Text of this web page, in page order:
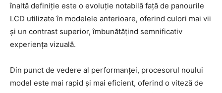
înaltă definiție este o evoluție notabilă față de panourile
LCD utilizate în modelele anterioare, oferind culori mai vii
și un contrast superior, îmbunătățind semnificativ
experiența vizuală.
Din punct de vedere al performanței, procesorul noului
model este mai rapid și mai eficient, oferind o viteză de